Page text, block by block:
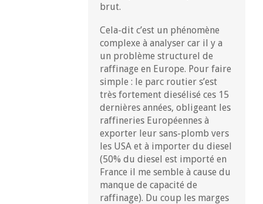
brut.
Cela-dit c’est un phénomène
complexe à analyser car il y a
un problème structurel de
raffinage en Europe. Pour faire
simple : le parc routier s’est
très fortement diesélisé ces 15
dernières années, obligeant les
raffineries Européennes à
exporter leur sans-plomb vers
les USA et à importer du diesel
(50% du diesel est importé en
France il me semble à cause du
manque de capacité de
raffinage). Du coup les marges